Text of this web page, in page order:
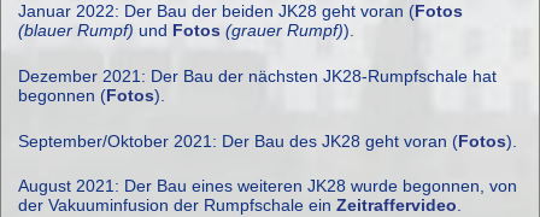
Januar 2022: Der Bau der beiden JK28 geht voran (Fotos
(blauer Rumpf) und Fotos (grauer Rumpf)).
Dezember 2021: Der Bau der nächsten JK28-Rumpfschale hat
begonnen (Fotos).
September/Oktober 2021: Der Bau des JK28 geht voran (Fotos).
August 2021: Der Bau eines weiteren JK28 wurde begonnen, von
der Vakuuminfusion der Rumpfschale einZeitraffervideo